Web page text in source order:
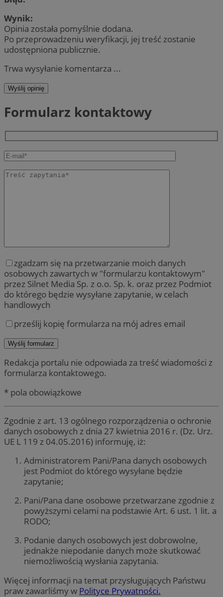
Wynik:
Opinia została pomyślnie dodana.
Po przeprowadzeniu weryfikacji, jej treść zostanie
udostępniona publicznie.
Trwa wysyłanie komentarza ...
Wyślij opinię
Formularz kontaktowy
zgadzam się na przetwarzanie moich danych
osobowych zawartych w "formularzu kontaktowym"
przez Silnet Media Sp. z o.o. Sp. k. oraz przez Podmiot
do którego będzie wysyłane zapytanie, w celach
handlowych
prześlij kopię formularza na mój adres email
Redakcja portalu nie odpowiada za treść wiadomości z
formularza kontaktowego.
* pola obowiązkowe
Zgodnie z art. 13 ogólnego rozporządzenia o ochronie
danych osobowych z dnia 27 kwietnia 2016 r. (Dz. Urz.
UE L 119 z 04.05.2016) informuję, iż:
Administratorem Pani/Pana danych osobowych
jest Podmiot do którego wysyłane będzie
zapytanie;
Pani/Pana dane osobowe przetwarzane zgodnie z
powyższymi celami na podstawie Art. 6 ust. 1 lit. a
RODO;
Podanie danych osobowych jest dobrowolne,
jednakże niepodanie danych może skutkować
niemożliwością wysłania zapytania.
Więcej informacji na temat przysługujących Państwu
praw zawarliśmy w Polityce Prywatności.